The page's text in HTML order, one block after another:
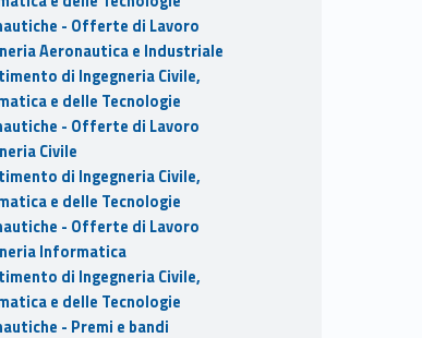
- Offerte di Lavoro
Aeronautica e Industriale
di Ingegneria Civile,
e delle Tecnologie
- Offerte di Lavoro
Civile
di Ingegneria Civile,
e delle Tecnologie
- Offerte di Lavoro
Informatica
di Ingegneria Civile,
e delle Tecnologie
- Premi e bandi